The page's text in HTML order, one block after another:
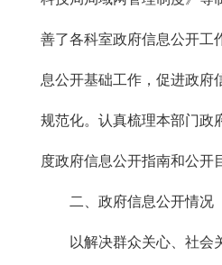
善了各科室政府信息公开工
息公开基础工作，促进政府
规范化。认真梳理本部门政
度政府信息公开指南和公开
二、政府信息公开情况
以解决群众关心、社会